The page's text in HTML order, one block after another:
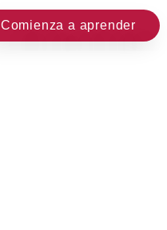
Comienza a aprender